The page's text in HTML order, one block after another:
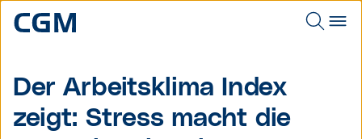
Der Arbeitsklima Index
zeigt: Stress macht die